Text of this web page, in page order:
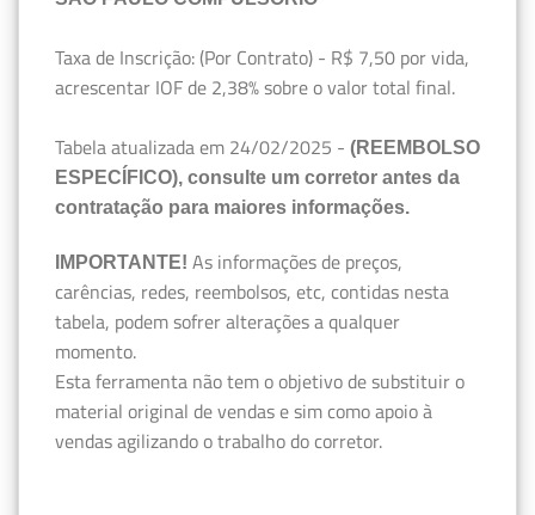
Taxa de Inscrição: (Por Contrato) - R$ 7,50 por vida,
acrescentar IOF de 2,38% sobre o valor total final.
Tabela atualizada em 24/02/2025 - (REEMBOLSO
ESPECÍFICO), consulte um corretor antes da
contratação para maiores informações.
IMPORTANTE! As informações de preços,
carências, redes, reembolsos, etc, contidas nesta
tabela, podem sofrer alterações a qualquer
momento.
Esta ferramenta não tem o objetivo de substituir o
material original de vendas e sim como apoio à
vendas agilizando o trabalho do corretor.